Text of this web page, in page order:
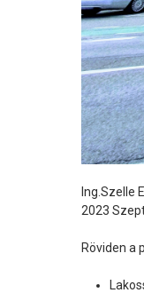
Ing.Szelle
2023
Röviden a